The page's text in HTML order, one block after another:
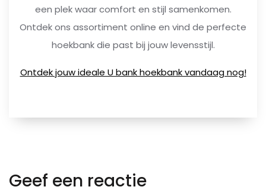
een plek waar comfort en stijl samenkomen.
Ontdek ons assortiment online en vind de perfecte
hoekbank die past bij jouw levensstijl.
Ontdek jouw ideale U bank hoekbank vandaag nog!
Geef een reactie